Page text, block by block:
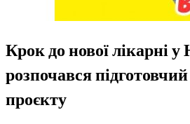
Крок до нової лікарні у
розпочався
проєкту